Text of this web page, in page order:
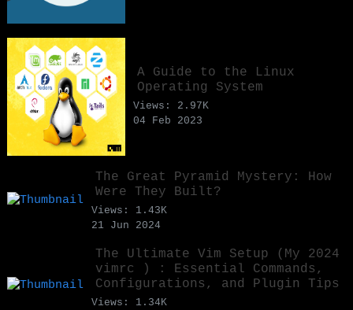
A Guide to the Linux
Operating System
Views: 2.97K
04 Feb 2023
The Great Pyramid Mystery: How
Were They Built?
Views: 1.43K
21 Jun 2024
The Ultimate Vim Setup (My 2024
vimrc ) : Essential Commands,
Configurations, and Plugin Tips
Views: 1.34K